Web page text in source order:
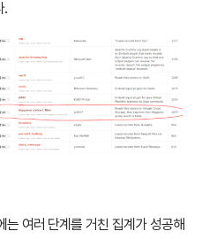
.
여러 단계를 거친 집계가 성공해